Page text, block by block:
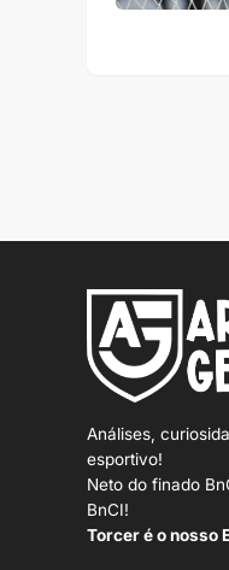
Análises,
esportivo!
Neto do finado
BnCI!
Torcer é o nosso